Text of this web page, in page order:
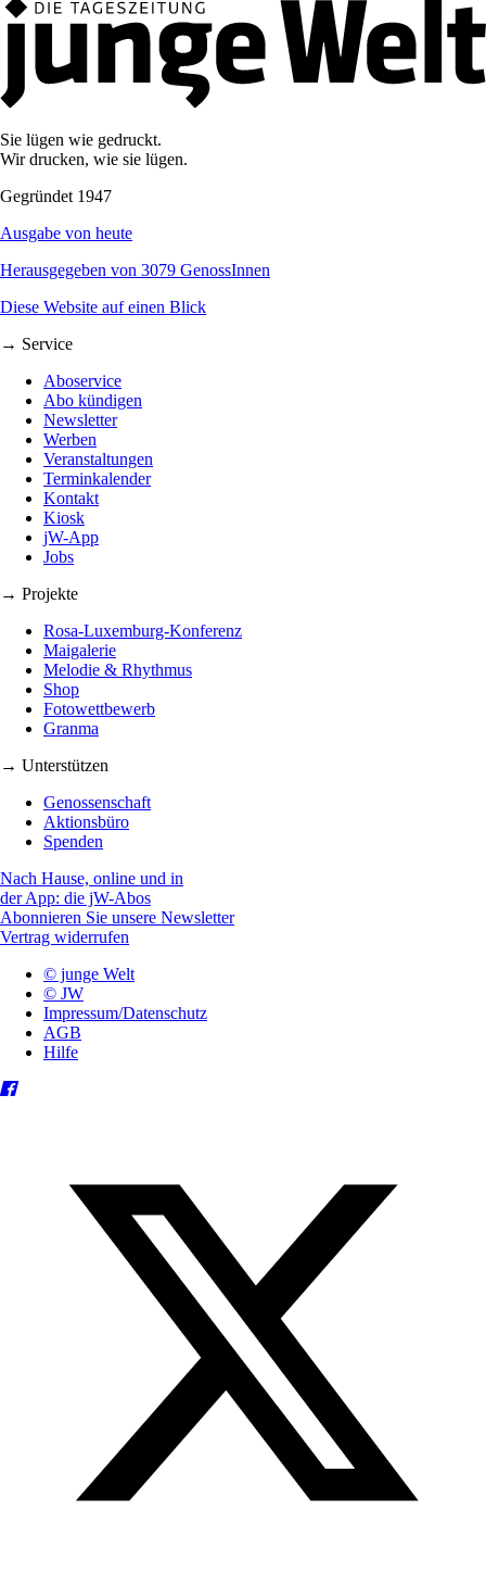
Sie lügen wie gedruckt.
Wir drucken, wie sie lügen.
Gegründet 1947
Ausgabe von heute
Herausgegeben von 3079 GenossInnen
Diese Website auf einen Blick
→ Service
Aboservice
Abo kündigen
Newsletter
Werben
Veranstaltungen
Terminkalender
Kontakt
Kiosk
jW-App
Jobs
→ Projekte
Rosa-Luxemburg-Konferenz
Maigalerie
Melodie & Rhythmus
Shop
Fotowettbewerb
Granma
→ Unterstützen
Genossenschaft
Aktionsbüro
Spenden
Nach Hause, online und in
der App: die jW-Abos
Abonnieren Sie unsere Newsletter
Vertrag widerrufen
© junge Welt
© JW
Impressum/Datenschutz
AGB
Hilfe